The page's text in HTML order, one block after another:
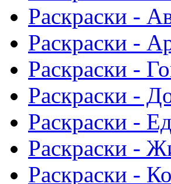
Раскраски -
Раскраски -
Раскраски -
Раскраски -
Раскраски -
Раскраски -
Раскраски -